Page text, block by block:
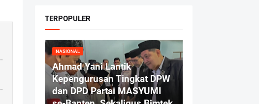
TERPOPULER
NASIONAL
Ahmad Yani Lantik
Kepengurusan Tingkat DPW
dan DPD Partai MASYUMI